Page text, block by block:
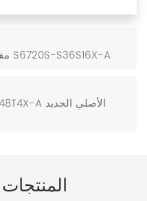
مفتاح هواوي الأصلي الجديد S6720S-S36S16X-A